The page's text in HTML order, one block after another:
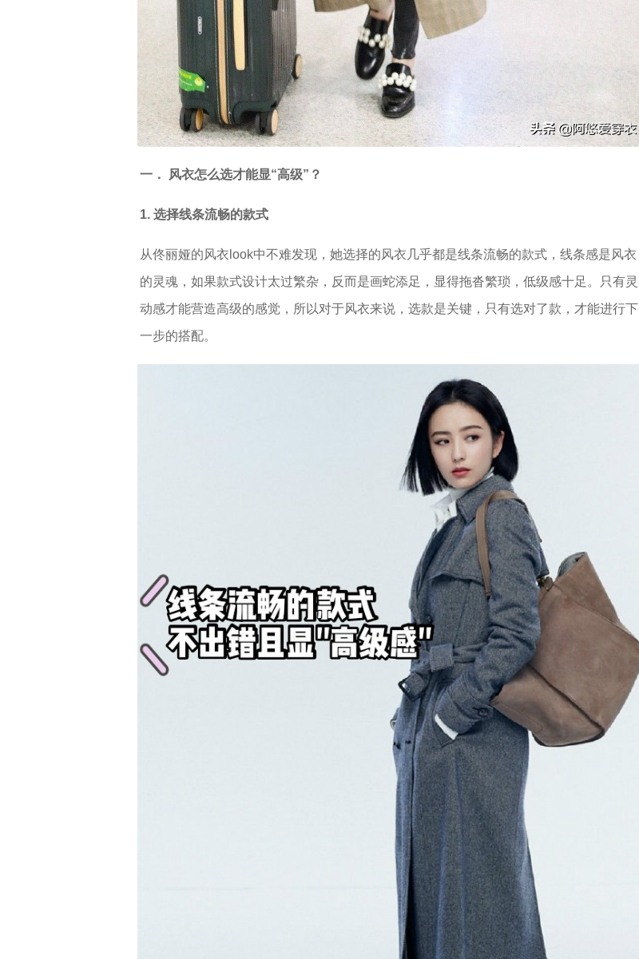
一． 风衣怎么选才能显“高级”？
1. 选择线条流畅的款式
从佟丽娅的风衣look中不难发现，她选择的风衣几乎都是线条流畅的款式，线条感是风衣
的灵魂，如果款式设计太过繁杂，反而是画蛇添足，显得拖沓繁琐，低级感十足。只有灵
动感才能营造高级的感觉，所以对于风衣来说，选款是关键，只有选对了款，才能进行下
一步的搭配。